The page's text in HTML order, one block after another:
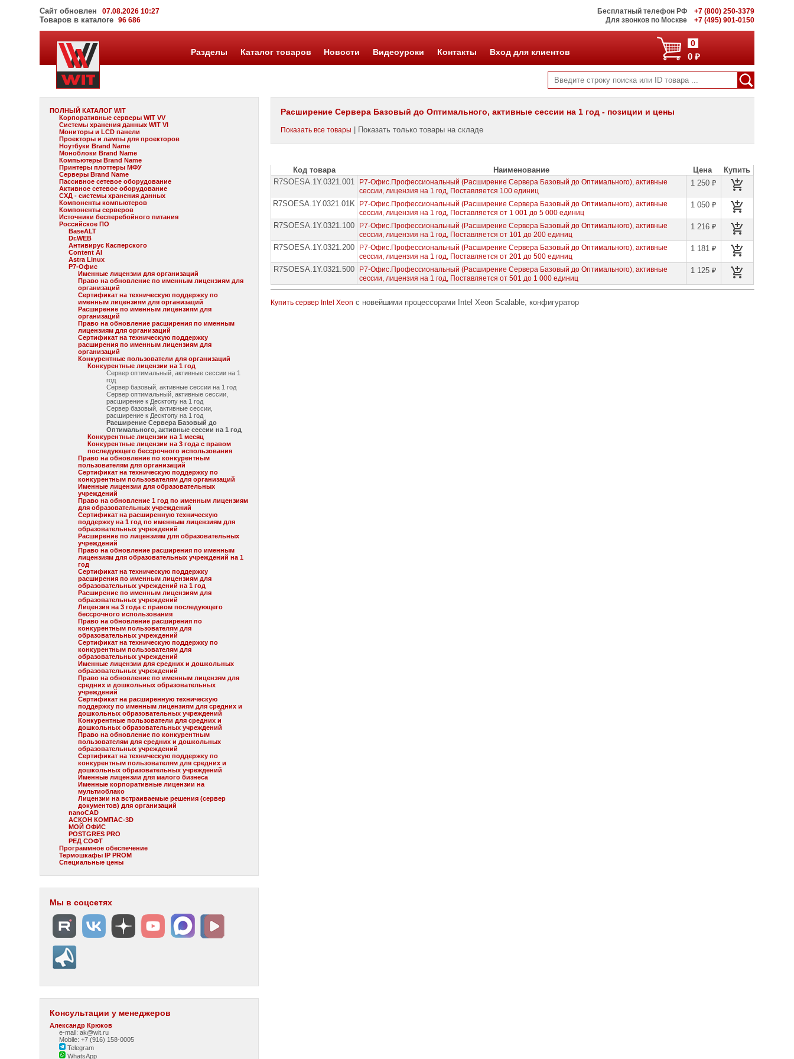
Сайт обновлен 07.08.2026 10:27
Товаров в каталоге96 686
Бесплатный телефон РФ
+7 (800) 250-3379
Для звонков по Москве
+7 (495) 901-0150
0
0 ₽
Разделы Каталог товаров Новости Видеоуроки Контакты Вход для клиентов
ПОЛНЫЙ КАТАЛОГ WIT
Корпоративные серверы WIT VV
Системы хранения данных WIT VI
Мониторы и LCD панели
Проекторы и лампы для проекторов
Ноутбуки Brand Name
Моноблоки Brand Name
Компьютеры Brand Name
Принтеры плоттеры МФУ
Серверы Brand Name
Пассивное сетевое оборудование
Активное сетевое оборудование
СХД - системы хранения данных
Компоненты компьютеров
Компоненты серверов
Источники бесперебойного питания
Российское ПО
BaseALT
Dr.WEB
Антивирус Касперского
Content AI
Astra Linux
Р7-Офис
Именные лицензии для организаций
Право на обновление по именным лицензиям для
организаций
Сертификат на техническую поддержку по
именным лицензиям для организаций
Расширение по именным лицензиям для
организаций
Право на обновление расширения по именным
лицензиям для организаций
Сертификат на техническую поддержку
расширения по именным лицензиям для
организаций
Конкурентные пользователи для организаций
Конкурентные лицензии на 1 год
Сервер оптимальный, активные сессии на 1
год
Сервер базовый, активные сессии на 1 год
Сервер оптимальный, активные сессии,
расширение к Десктопу на 1 год
Сервер базовый, активные сессии,
расширение к Десктопу на 1 год
Расширение Сервера Базовый до
Оптимального, активные сессии на 1 год
Конкурентные лицензии на 1 месяц
Конкурентные лицензии на 3 года с правом
последующего бессрочного использования
Право на обновление по конкурентным
пользователям для организаций
Сертификат на техническую поддержку по
конкурентным пользователям для организаций
Именные лицензии для образовательных
учреждений
Право на обновление 1 год по именным лицензиям
для образовательных учреждений
Сертификат на расширенную техническую
поддержку на 1 год по именным лицензиям для
образовательных учреждений
Расширение по лицензиям для образовательных
учреждений
Право на обновление расширения по именным
лицензиям для образовательных учреждений на 1
год
Сертификат на техническую поддержку
расширения по именным лицензиям для
образовательных учреждений на 1 год
Расширение по именным лицензиям для
образовательных учреждений
Лицензия на 3 года с правом последующего
бессрочного использования
Право на обновление расширения по
конкурентным пользователям для
образовательных учреждений
Сертификат на техническую поддержку по
конкурентным пользователям для
образовательных учреждений
Именные лицензии для средних и дошкольных
образовательных учреждений
Право на обновление по именным лицензям для
средних и дошкольных образовательных
учреждений
Сертификат на расширенную техническую
поддержку по именным лицензиям для средних и
дошкольных образовательных учреждений
Конкурентные пользователи для средних и
дошкольных образовательных учреждений
Право на обновление по конкурентным
пользователям для средних и дошкольных
образовательных учреждений
Сертификат на техническую поддержку по
конкурентным пользователям для средних и
дошкольных образовательных учреждений
Именные лицензии для малого бизнеса
Именные корпоративные лицензии на
мультиоблако
Лицензии на встраиваемые решения (сервер
документов) для организаций
nanoCAD
АСКОН КОМПАС-3D
МОЙ ОФИС
POSTGRES PRO
РЕД СОФТ
Программное обеспечение
Термошкафы IP PROM
Специальные цены
Мы в соцсетях
Консультации у менеджеров
Александр Крюков
e-mail: ak@wit.ru
Mobile: +7 (916) 158-0005
Telegram
WhatsApp
Расширение Сервера Базовый до Оптимального, активные сессии на 1 год - позиции и цены
Показать все товары | Показать только товары на складе
Код товара Наименование Цена
Купить
R7SOESA.1Y.0321.001
Р7-Офис.Профессиональный (Расширение Сервера Базовый до Оптимального), активные
сессии, лицензия на 1 год, Поставляется 100 единиц
1 250 ₽
R7SOESA.1Y.0321.01K
Р7-Офис.Профессиональный (Расширение Сервера Базовый до Оптимального), активные
сессии, лицензия на 1 год, Поставляется от 1 001 до 5 000 единиц
1 050 ₽
R7SOESA.1Y.0321.100
Р7-Офис.Профессиональный (Расширение Сервера Базовый до Оптимального), активные
сессии, лицензия на 1 год, Поставляется от 101 до 200 единиц
1 216 ₽
R7SOESA.1Y.0321.200
Р7-Офис.Профессиональный (Расширение Сервера Базовый до Оптимального), активные
сессии, лицензия на 1 год, Поставляется от 201 до 500 единиц
1 181 ₽
R7SOESA.1Y.0321.500
Р7-Офис.Профессиональный (Расширение Сервера Базовый до Оптимального), активные
сессии, лицензия на 1 год, Поставляется от 501 до 1 000 единиц
1 125 ₽
Купить сервер Intel Xeon с новейшими процессорами Intel Xeon Scalable, конфигуратор